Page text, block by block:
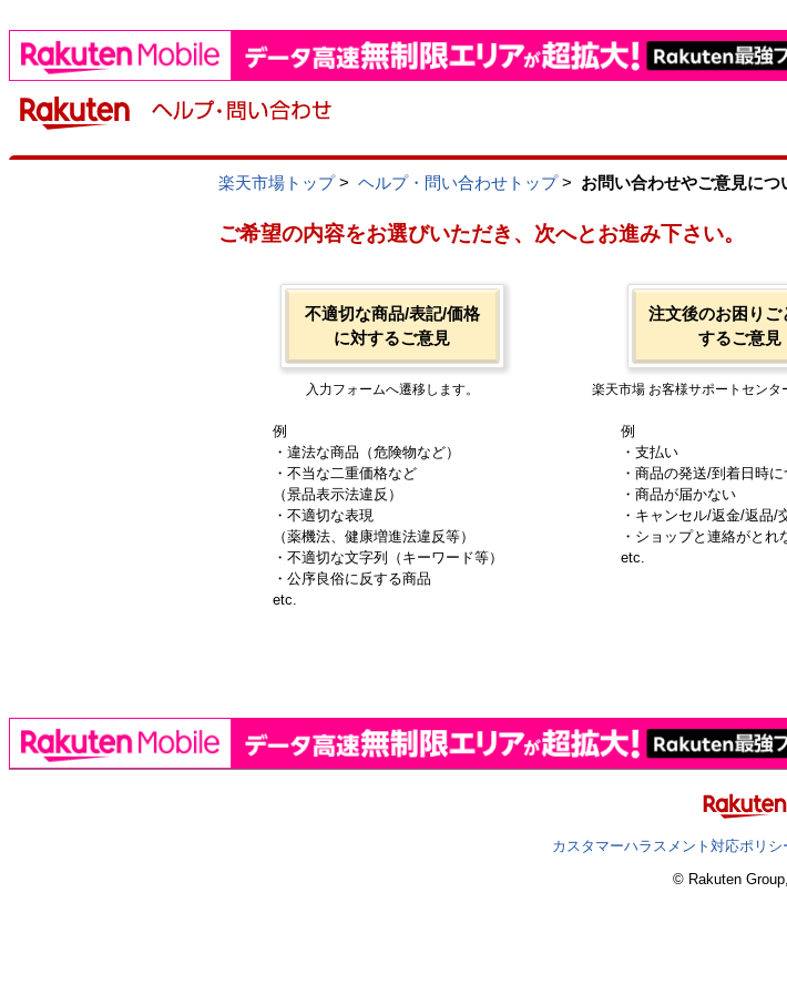
楽天市場トップ> ヘルプ・問い合わせトップ> お問い合わせやご意見につ
ご希望の内容をお選びいただき、次へとお進み下さい。
不適切な商品/表記/価格
に対するご意見
入力フォームへ遷移します。
例
・違法な商品（危険物など）
・不当な二重価格など
（景品表示法違反）
・不適切な表現
（薬機法、健康増進法違反等）
・不適切な文字列（キーワード等）
・公序良俗に反する商品
etc.
注文後のお困りご
するご意見
楽天市場 お客様サポートセンタ
例
・支払い
・商品の発送/到着日時
・商品が届かない
・キャンセル/返金/返品/
・ショップと連絡がとれ
etc.
カスタマーハラスメント対応ポリシ
© Rakuten